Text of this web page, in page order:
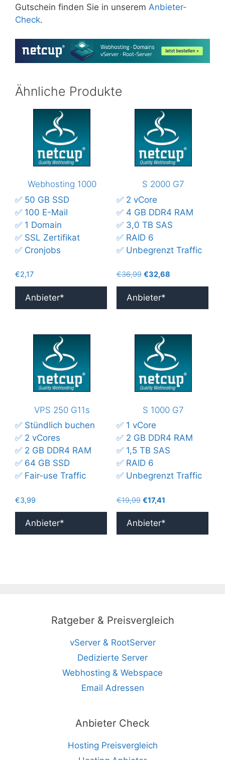
Gutschein finden Sie in unserem Anbieter-
Check.
Ähnliche Produkte
Webhosting 1000
✅ 50 GB SSD
✅ 100 E-Mail
✅ 1 Domain
✅ SSL Zertifikat
✅ Cronjobs
€2,17
Anbieter*
S 2000 G7
✅ 2 vCore
✅ 4 GB DDR4 RAM
✅ 3,0 TB SAS
✅ RAID 6
✅ Unbegrenzt Traffic
€36,99 Ursprünglicher
Preis
war:
€32,68Aktueller
Preis
Anbieter*
VPS 250 G11s
✅ Stündlich buchen
✅ 2 vCores
✅ 2 GB DDR4 RAM
✅ 64 GB SSD
✅ Fair-use Traffic
€3,99
Anbieter*
S 1000 G7
✅ 1 vCore
✅ 2 GB DDR4 RAM
✅ 1,5 TB SAS
✅ RAID 6
✅ Unbegrenzt Traffic
€19,99 Ursprünglicher
Preis
war:
€17,41Aktueller
Preis
ist:
Anbieter*
Ratgeber & Preisvergleich
vServer & RootServer
Dedizierte Server
Webhosting & Webspace
Email Adressen
Anbieter Check
Hosting Preisvergleich